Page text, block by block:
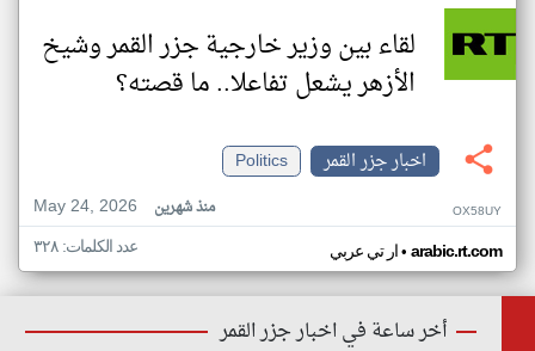
لقاء بين وزير خارجية جزر القمر وشيخ
الأزهر يشعل تفاعلا.. ما قصته؟
اخبار جزر القمر
Politics
May 24, 2026
منذ شهرين OX58UY
ار تي عربي• arabic.rt.com عدد الكلمات: ٣٢٨
أخر ساعة في اخبار جزر القمر